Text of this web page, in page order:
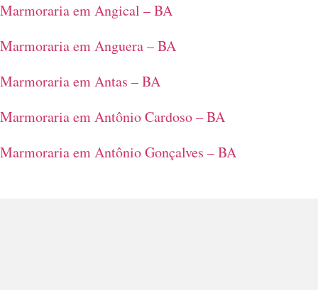
Marmoraria em Angical – BA
Marmoraria em Anguera – BA
Marmoraria em Antas – BA
Marmoraria em Antônio Cardoso – BA
Marmoraria em Antônio Gonçalves – BA